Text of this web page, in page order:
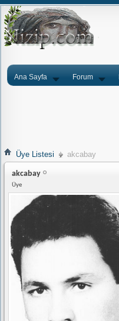
Ana Sayfa Forum
Üye Listesi akcabay
akcabay
Üye